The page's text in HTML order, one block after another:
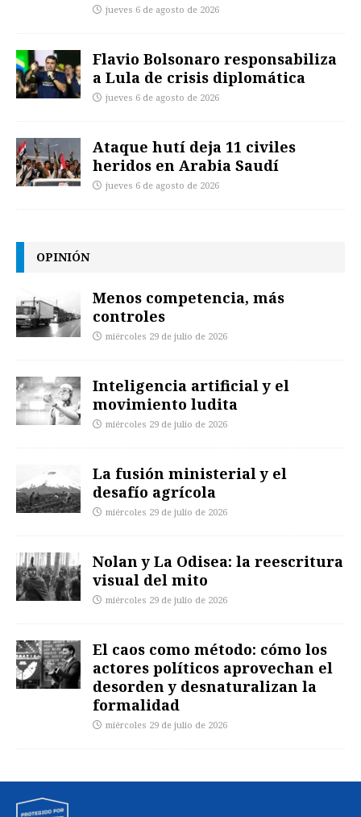
jueves 6 de agosto de 2026
Flavio Bolsonaro responsabiliza
a Lula de crisis diplomática
jueves 6 de agosto de 2026
Ataque hutí deja 11 civiles
heridos en Arabia Saudí
jueves 6 de agosto de 2026
OPINIÓN
Menos competencia, más
controles
miércoles 29 de julio de 2026
Inteligencia artificial y el
movimiento ludita
miércoles 29 de julio de 2026
La fusión ministerial y el
desafío agrícola
miércoles 29 de julio de 2026
Nolan y La Odisea: la reescritura
visual del mito
miércoles 29 de julio de 2026
El caos como método: cómo los
actores políticos aprovechan el
desorden y desnaturalizan la
formalidad
miércoles 29 de julio de 2026